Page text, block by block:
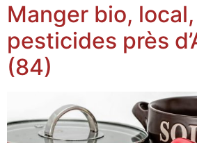
Manger bio,
pesticides près
(84)